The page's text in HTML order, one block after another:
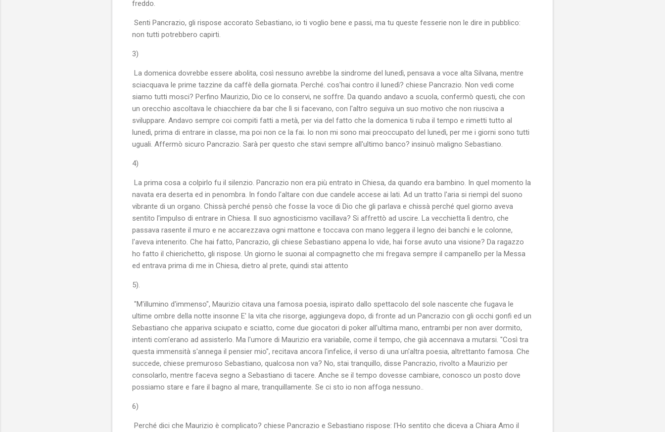
freddo.
Senti Pancrazio, gli rispose accorato Sebastiano, io ti voglio bene e passi, ma tu queste fesserie non le dire in pubblico:
non tutti potrebbero capirti.
3)
La domenica dovrebbe essere abolita, così nessuno avrebbe la sindrome del lunedì, pensava a voce alta Silvana, mentre
sciacquava le prime tazzine da caffè della giornata. Perché. cos'hai contro il lunedì? chiese Pancrazio. Non vedi come
siamo tutti mosci? Perfino Maurizio, Dio ce lo conservi, ne soffre. Da quando andavo a scuola, confermò questi, che con
un orecchio ascoltava le chiacchiere da bar che lì si facevano, con l'altro seguiva un suo motivo che non riusciva a
sviluppare. Andavo sempre coi compiti fatti a metà, per via del fatto che la domenica ti ruba il tempo e rimetti tutto al
lunedì, prima di entrare in classe, ma poi non ce la fai. Io non mi sono mai preoccupato del lunedì, per me i giorni sono tutti
uguali. Affermò sicuro Pancrazio. Sarà per questo che stavi sempre all'ultimo banco? insinuò maligno Sebastiano.
4)
La prima cosa a colpirlo fu il silenzio. Pancrazio non era più entrato in Chiesa, da quando era bambino. In quel momento la
navata era deserta ed in penombra. In fondo l'altare con due candele accese ai lati. Ad un tratto l'aria si riempì del suono
vibrante di un organo. Chissà perché pensò che fosse la voce di Dio che gli parlava e chissà perché quel giorno aveva
sentito l'impulso di entrare in Chiesa. Il suo agnosticismo vacillava? Si affrettò ad uscire. La vecchietta lì dentro, che
passava rasente il muro e ne accarezzava ogni mattone e toccava con mano leggera il legno dei banchi e le colonne,
l'aveva intenerito. Che hai fatto, Pancrazio, gli chiese Sebastiano appena lo vide, hai forse avuto una visione? Da ragazzo
ho fatto il chierichetto, gli rispose. Un giorno le suonai al compagnetto che mi fregava sempre il campanello per la Messa
ed entrava prima di me in Chiesa, dietro al prete, quindi stai attento
5).
"M'illumino d'immenso", Maurizio citava una famosa poesia, ispirato dallo spettacolo del sole nascente che fugava le
ultime ombre della notte insonne E' la vita che risorge, aggiungeva dopo, di fronte ad un Pancrazio con gli occhi gonfi ed un
Sebastiano che appariva sciupato e sciatto, come due giocatori di poker all'ultima mano, entrambi per non aver dormito,
intenti com'erano ad assisterlo. Ma l'umore di Maurizio era variabile, come il tempo, che già accennava a mutarsi. "Così tra
questa immensità s'annega il pensier mio", recitava ancora l'infelice, il verso di una un'altra poesia, altrettanto famosa. Che
succede, chiese premuroso Sebastiano, qualcosa non va? No, stai tranquillo, disse Pancrazio, rivolto a Maurizio per
consolarlo, mentre faceva segno a Sebastiano di tacere. Anche se il tempo dovesse cambiare, conosco un posto dove
possiamo stare e fare il bagno al mare, tranquillamente. Se ci sto io non affoga nessuno..
6)
Perché dici che Maurizio è complicato? chiese Pancrazio e Sebastiano rispose: l'Ho sentito che diceva a Chiara Amo il